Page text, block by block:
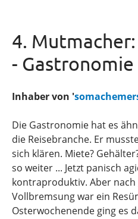
4.
- Gastronomie
Inhaber von '
Die Gastronomie hat es
die Reisebranche. Er
sich klären. Miete?
so weiter ... Jetzt panisch
kontraproduktiv. Aber nach
Vollbremsung war ein
Osterwochenende ging es